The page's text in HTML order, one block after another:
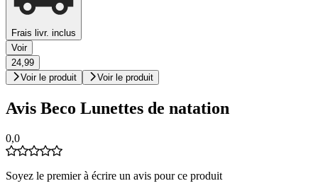
Frais livr. inclus
Voir
24,99
Voir le produit
Voir le produit
Avis Beco Lunettes de natation
0,0
Soyez le premier à écrire un avis pour ce produit